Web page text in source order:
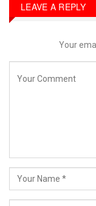
LEAVE A REPLY
Your